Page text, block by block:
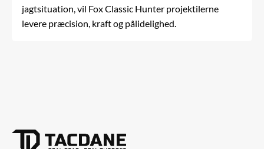
jagtsituation, vil Fox Classic Hunter projektilerne
levere præcision, kraft og pålidelighed.